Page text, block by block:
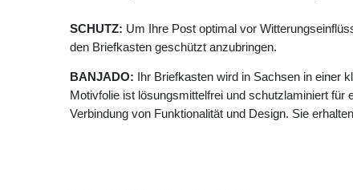
SCHUTZ: Um Ihre Post optimal vor
den Briefkasten geschützt anzubringen.
BANJADO: Ihr Briefkasten wird in Sachsen in einer
Motivfolie ist lösungsmittelfrei und schutzlaminiert für
Verbindung von Funktionalität und Design. Sie